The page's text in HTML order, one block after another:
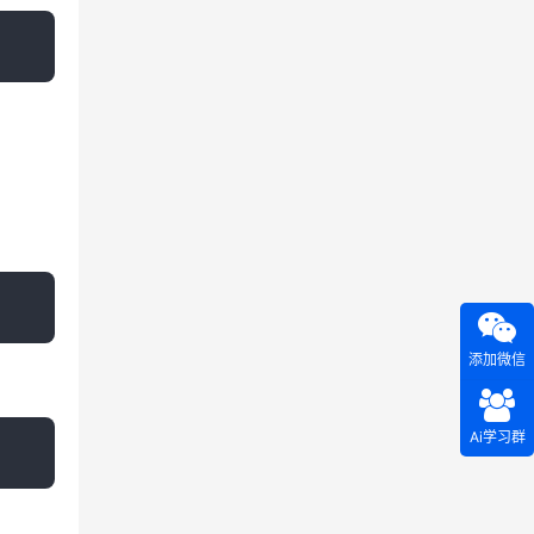
添加微信
Ai学习群